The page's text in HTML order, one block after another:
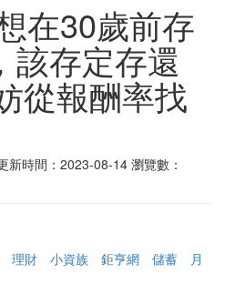
在30歲前存
該存定存還
從報酬率找
新時間：2023-08-14 瀏覽數：
理財 小資族 鉅亨網 儲蓄
月